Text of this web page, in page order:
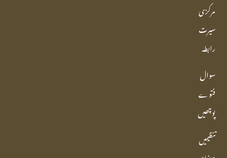
مرکزی
سیرت
رابطہ
سوال
فتوے
پوچھیں
تنظیمیں